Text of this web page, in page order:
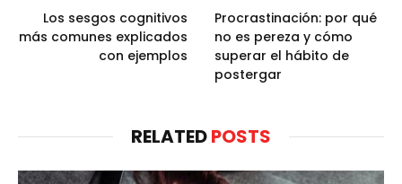
Los sesgos cognitivos
más comunes explicados
con ejemplos
Procrastinación: por qué
no es pereza y cómo
superar el hábito de
postergar
RELATEDPOSTS